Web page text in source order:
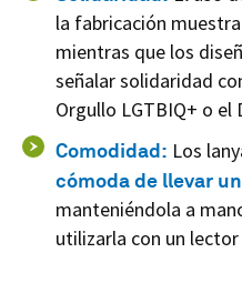
la fabricación
mientras que los
señalar solidaridad
Orgullo LGTBIQ+ o
Comodidad: Los
cómoda de llevar
manteniéndola a
utilizarla con un